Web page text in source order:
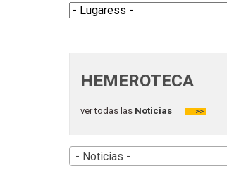
HEMEROTECA
ver todas las Noticias >>
- Noticias -